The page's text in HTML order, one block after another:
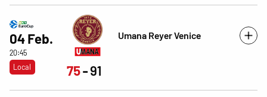
04 Feb.
20:45
Local
Umana Reyer Venice
75 91